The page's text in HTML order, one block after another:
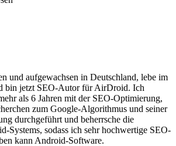
und aufgewachsen in Deutschland, lebe im
bin jetzt SEO-Autor für AirDroid. Ich
als 6 Jahren mit der SEO-Optimierung,
zum Google-Algorithmus und seiner
durchgeführt und beherrsche die
Systems, sodass ich sehr hochwertige SEO-
kann Android-Software.